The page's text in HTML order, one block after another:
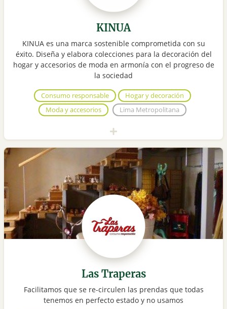
KINUA
KINUA es una marca sostenible comprometida con su
éxito. Diseña y elabora colecciones para la decoración del
hogar y accesorios de moda en armonía con el progreso de
la sociedad
Consumo responsable
Hogar y decoración
Moda y accesorios
Lima Metropolitana
Las Traperas
Facilitamos que se re-circulen las prendas que todas
tenemos en perfecto estado y no usamos